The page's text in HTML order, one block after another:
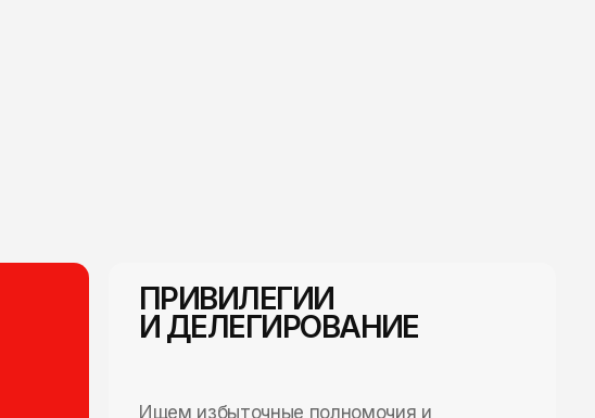
ПРИВИЛЕГИИ
И ДЕЛЕГИРОВАНИЕ
Ищем избыточные полномочия и